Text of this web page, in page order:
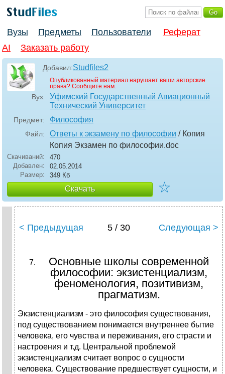
Вузы Предметы Пользователи
Реферат
AI
Заказать работу
Добавил:Studfiles2
Опубликованный материал нарушает ваши авторские
права? Сообщите нам.
Вуз:
Уфимский Государственный Авиационный
Технический Университет
Предмет: Философия
Файл: Ответы к экзамену по философии / Копия
Копия Экзамен по философии.doc
Скачиваний:
470
Добавлен:
02.05.2014
Размер:
349 Кб
Скачать ☆
< Предыдущая 5 / 30 Следующая >
Основные школы современной
философии: экзистенциализм,
феноменология, позитивизм,
прагматизм.
Экзистенциализм - это философия существования,
под существованием понимается внутреннее бытие
человека, его чувства и переживания, его страсти и
настроения и т.д. Центральной проблемой
экзистенциализм считает вопрос о сущности
человека. Существование предшествует сущности, и